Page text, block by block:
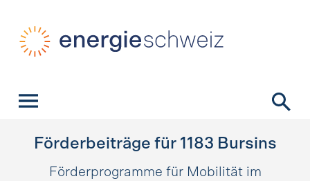
Förderbeiträge für 1183 Bursins
Förderprogramme für Mobilität im